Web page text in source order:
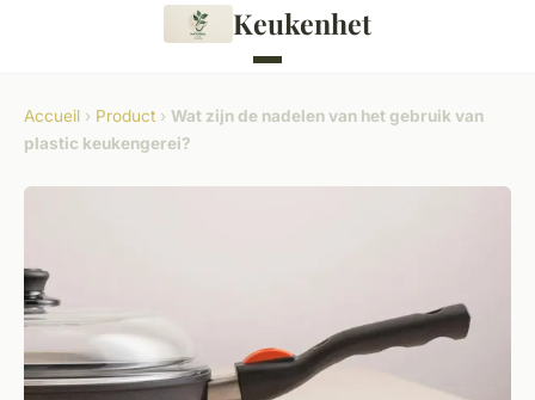
Keukenhet
Accueil › Product › Wat zijn de nadelen van het gebruik van
plastic keukengerei?